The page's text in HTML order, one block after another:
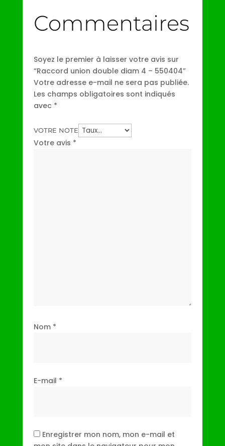
Commentaires
Soyez le premier à laisser votre avis sur
“Raccord union double diam 4 – 550404”
Votre adresse e-mail ne sera pas publiée.
Les champs obligatoires sont indiqués
avec *
VOTRE NOTE
Votre avis *
Nom *
E-mail *
Enregistrer mon nom, mon e-mail et